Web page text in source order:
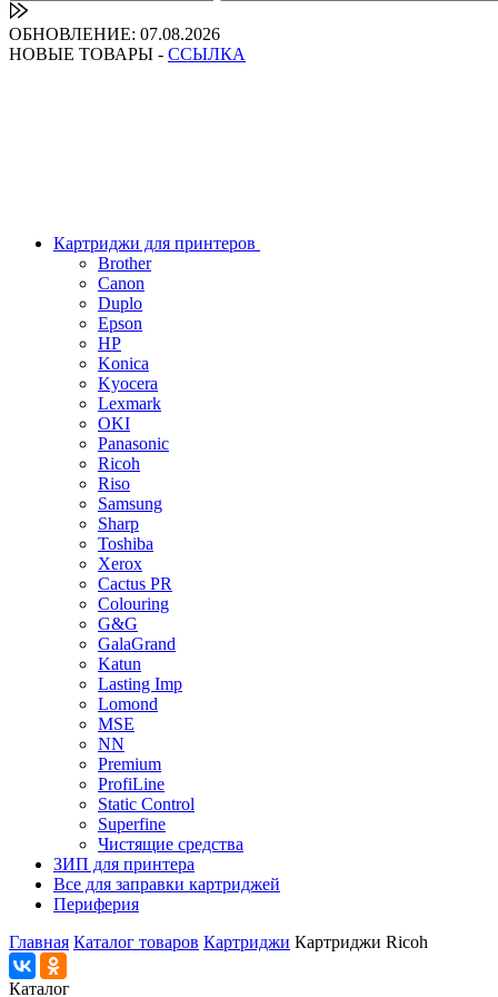
ОБНОВЛЕНИЕ: 07.08.2026
НОВЫЕ ТОВАРЫ - ССЫЛКА
Картриджи для принтеров
Brother
Canon
Duplo
Epson
HP
Konica
Kyocera
Lexmark
OKI
Panasonic
Ricoh
Riso
Samsung
Sharp
Toshiba
Xerox
Cactus PR
Colouring
G&G
GalaGrand
Katun
Lasting Imp
Lomond
MSE
NN
Premium
ProfiLine
Static Control
Superfine
Чистящие средства
ЗИП для принтера
Все для заправки картриджей
Периферия
Главная Каталог товаров Картриджи Картриджи Ricoh
Каталог